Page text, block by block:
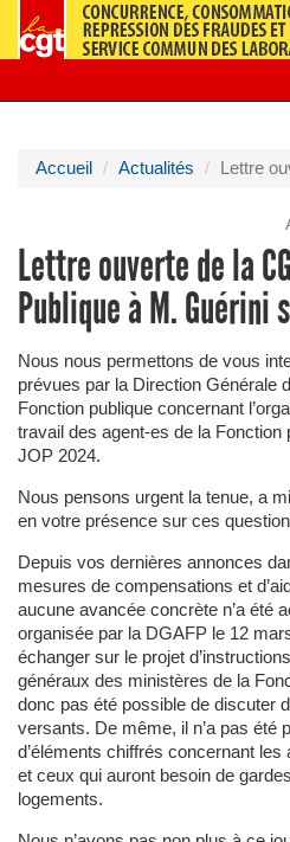
Accueil Actualités Lettre
Lettre ouverte de la
Publique à M. Guérini
Nous nous permettons de vous
prévues par la Direction Générale
Fonction publique concernant
travail des agent-es de la Fonction
JOP 2024.
Nous pensons urgent la tenue, a
en votre présence sur ces
Depuis vos dernières annonces
mesures de compensations et
aucune avancée concrète n’a été
organisée par la DGAFP le 12
échanger sur le projet
généraux des ministères de la
donc pas été possible de discuter
versants. De même, il n’a pas été
d’éléments chiffrés concernant
et ceux qui auront besoin de
logements.